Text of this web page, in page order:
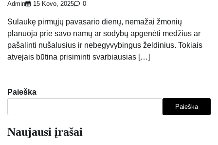
Admin 15 Kovo, 2025 0
Sulaukę pirmųjų pavasario dienų, nemažai žmonių
planuoja prie savo namų ar sodybų apgenėti medžius ar
pašalinti nušalusius ir nebegyvybingus želdinius. Tokiais
atvejais būtina prisiminti svarbiausias […]
Paieška
Paieška
Naujausi įrašai